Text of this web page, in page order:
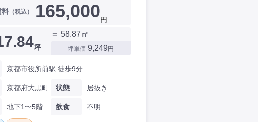
料（税込） 165,000円
坪
＝ 58.87㎡
坪単価 9,249 円
京都市役所前駅 徒歩9分
京都府大黒町
地下1〜5階
状態 居抜き
飲食 不明